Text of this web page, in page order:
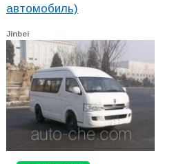
автомобиль)
Jinbei